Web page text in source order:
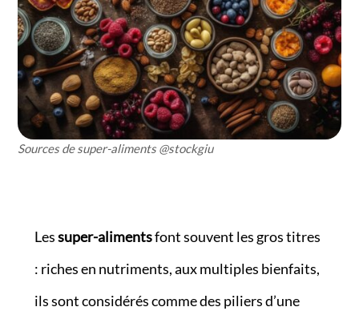
Sources de super-aliments @stockgiu
Lessuper-alimentsfont souvent les gros titres
: riches en nutriments, aux multiples bienfaits,
ils sont considérés comme des piliers d’une